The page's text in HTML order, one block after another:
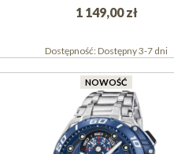
1 149,00 zł
Dostępność:Dostępny 3-7 dni
NOWOŚĆ